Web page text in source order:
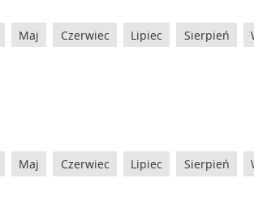
Maj Czerwiec Lipiec Sierpień
Maj Czerwiec Lipiec Sierpień